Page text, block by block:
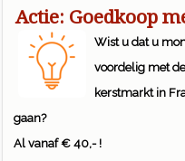
Actie: Goedkoop
Wist u dat u
voordelig met
kerstmarkt in
gaan?
Al vanaf € 40,- !